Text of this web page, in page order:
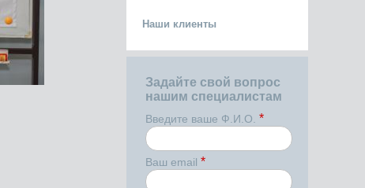
Наши клиенты
Задайте свой вопрос
нашим специалистам
Введите ваше Ф.И.О. *
Ваш email *